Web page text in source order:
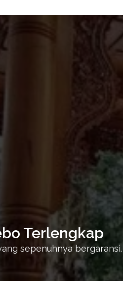
Terlengkap
sepenuhnya bergaransi.